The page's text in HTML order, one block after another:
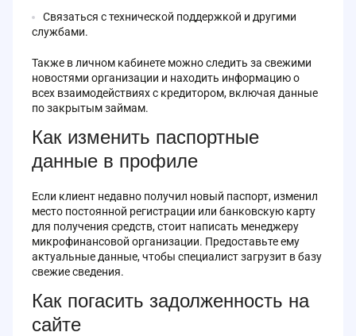
Связаться с технической поддержкой и другими
службами.
Также в личном кабинете можно следить за свежими
новостями организации и находить информацию о
всех взаимодействиях с кредитором, включая данные
по закрытым займам.
Как изменить паспортные
данные в профиле
Если клиент недавно получил новый паспорт, изменил
место постоянной регистрации или банковскую карту
для получения средств, стоит написать менеджеру
микрофинансовой организации. Предоставьте ему
актуальные данные, чтобы специалист загрузит в базу
свежие сведения.
Как погасить задолженность на
сайте